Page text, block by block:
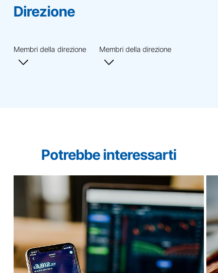
Direzione
Membri della direzione Membri della direzione
Potrebbe interessarti